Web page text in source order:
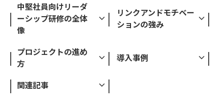
中堅社員向けリーダ
ーシップ研修の全体
像
リンクアンドモチベー
ションの強み
プロジェクトの進め
方
導入事例
関連記事